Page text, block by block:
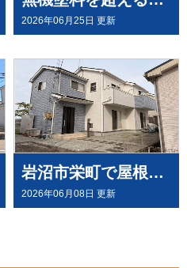
2026年06月25日 更新
岩沼市栄町で屋根外壁塗装をと雨樋全交換の工事完了いたしました
2026年06月08日 更新